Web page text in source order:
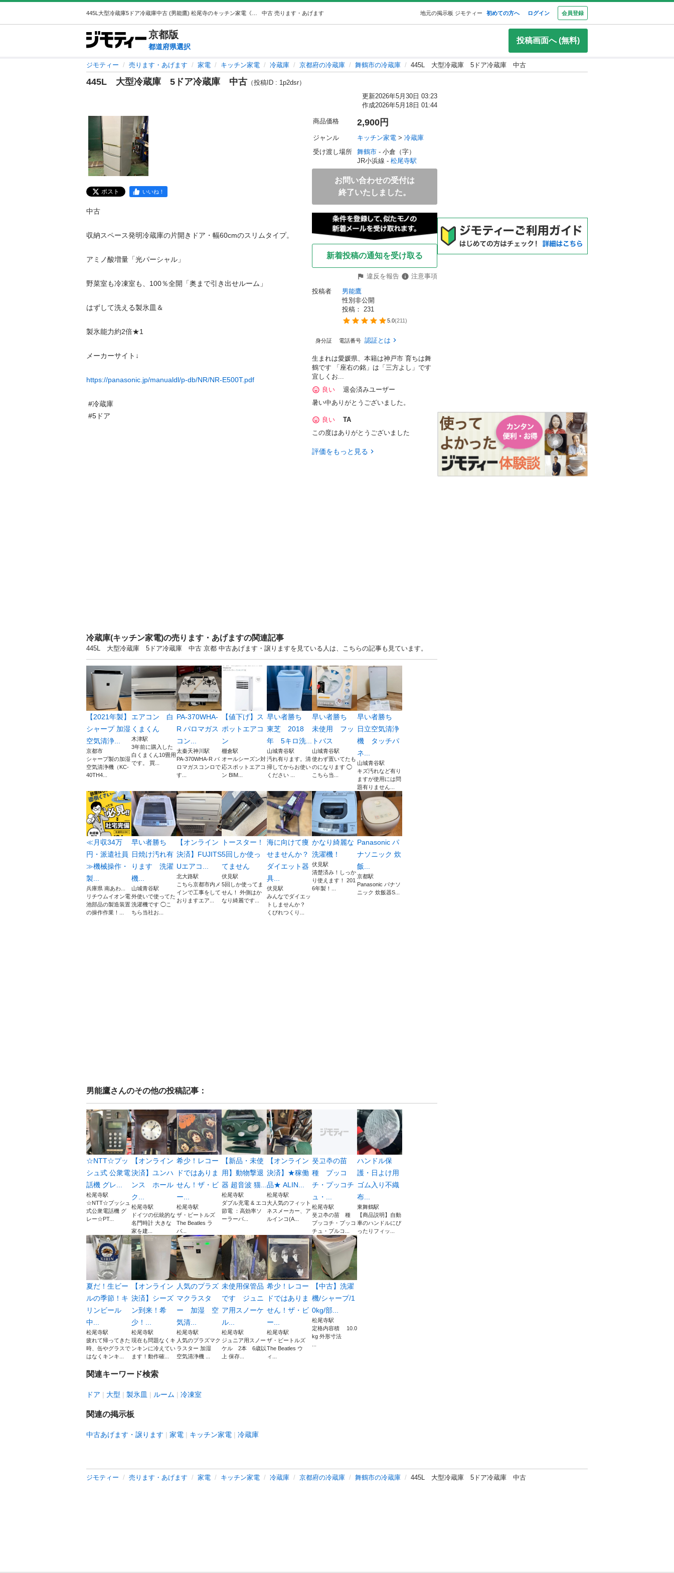
中古 売ります・あげます 地元の掲示板 ジモティー 初めての方へ ログイン 会員登録
京都版
都道府県選択
投稿画面へ (無料)
ジモティー 売ります・あげます 家電 キッチン家電 冷蔵庫 京都府の冷蔵庫 舞鶴市の冷蔵庫 445L 大型冷蔵庫 5ドア冷蔵庫 中古
445L 大型冷蔵庫 5ドア冷蔵庫 中古 （投稿ID : 1p2dsr）
更新2026年5月30日 03:23
作成2026年5月18日 01:44
ポスト いいね！
中古
収納スペース発明冷蔵庫の片開きドア・幅60cmのスリムタイプ。
アミノ酸増量「光パーシャル」
野菜室も冷凍室も、100％全開「奥まで引き出せルーム」
はずして洗える製氷皿＆
製氷能力約2倍★1
メーカーサイト↓
https://panasonic.jp/manualdl/p-db/NR/NR-E500T.pdf
#5ドア
商品価格 2,900円
ジャンル キッチン家電 > 冷蔵庫
受け渡し場所
舞鶴市 - 小倉（字）
JR小浜線 - 松尾寺駅
お問い合わせの受付は
終了いたしました。
新着投稿の通知を受け取る
違反を報告
注意事項
投稿者
男能鷹
性別非公開
投稿： 231
5.0(211 )
身分証 電話番号 認証とは
生まれは愛媛県、本籍は神戸市 育ちは舞
鶴です 「座右の銘」は「三方よし」です
宜しくお...
良い
退会済みユーザー
暑い中ありがとうございました。
良い
TA
この度はありがとうございました
評価をもっと見る
冷蔵庫(キッチン家電)の売ります・あげますの関連記事
445L 大型冷蔵庫 5ドア冷蔵庫 中古 京都 中古あげます・譲りますを見ている人は、こちらの記事も見ています。
【2021年製】
シャープ 加湿
空気清浄...
京都市
シャープ製の加湿
空気清浄機（KC-
40TH4...
エアコン 白
くまくん
木津駅
3年前に購入した
白くまくん10畳用
です。 買...
PA-370WHA-
R パロマガス
コン...
太秦天神川駅
PA-370WHA-R パ
ロマガスコンロで
す...
【値下げ】ス
ポットエアコ
ン
棚倉駅
オールシーズン対
応スポットエアコ
ン BIM...
早い者勝ち
東芝 2018
年 5キロ洗...
山城青谷駅
汚れ有ります。清
掃してからお使い
ください ...
早い者勝ち
未使用 フッ
トバス
山城青谷駅
使わず置いてたも
のになります ◯
こちら当...
早い者勝ち
日立空気清浄
機 タッチパ
ネ...
山城青谷駅
キズ汚れなど有り
ますが使用には問
題有りません...
≪月収34万
円・派遣社員
≫機械操作・
製...
兵庫県 南あわ...
リチウムイオン電
池部品の製造装置
の操作作業！...
早い者勝ち
日焼け汚れ有
ります 洗濯
機...
山城青谷駅
外使いで使ってた
洗濯機です ◯こ
ちら当社お...
【オンライン
決済】FUJITS
Uエアコ...
北大路駅
こちら京都市内メ
インで工事をして
おりますエア...
トースター！
5回しか使っ
てません
伏見駅
5回しか使ってま
せん！ 外側はか
なり綺麗です...
海に向けて痩
せませんか？
ダイエット器
具...
伏見駅
みんなでダイエッ
トしませんか？
くびれつくり...
かなり綺麗な
洗濯機！
伏見駅
清楚済み！しっか
り使えます！ 201
6年製！...
Panasonic パ
ナソニック 炊
飯...
京都駅
Panasonic パナソ
ニック 炊飯器S...
男能鷹さんのその他の投稿記事：
☆NTT☆プッ
シュ式 公衆電
話機 グレ...
松尾寺駅
☆NTT☆プッシュ
式公衆電話機 グ
レー☆PT...
【オンライン
決済】ユンハ
ンス ホール
ク...
松尾寺駅
ドイツの伝統的な
名門時計 大きな
家を建...
希少！レコー
ドではありま
せん！ザ・ビ
ー...
松尾寺駅
ザ・ビートルズ
The Beatles ラ
バ...
【新品・未使
用】動物撃退
器 超音波 猫...
松尾寺駅
ダブル充電 & エコ
節電 ：高効率ソ
ーラーパ...
【オンライン
決済】★稼働
品★ ALIN...
松尾寺駅
大人気のフィット
ネスメーカー、ア
ルインコ(A...
풋고추の苗
種 プッコ
チ・プッコチ
ュ・...
松尾寺駅
풋고추の苗 種
プッコチ・プッコ
チュ・プルコ...
ハンドル保
護・日よけ用
ゴム入り不織
布...
東舞鶴駅
【商品説明】自動
車のハンドルにぴ
ったりフィッ...
夏だ！生ビー
ルの季節！キ
リンビール
中...
松尾寺駅
疲れて帰ってきた
時、缶やグラスで
はなくキンキ...
【オンライン
決済】シーズ
ン到来！希
少！...
松尾寺駅
現在も問題なくキ
ンキンに冷えてい
ます！動作確...
人気のプラズ
マクラスタ
ー 加湿 空
気清...
松尾寺駅
人気のプラズマク
ラスター 加湿
空気清浄機 ...
未使用保管品
です ジュニ
ア用スノーケ
ル...
松尾寺駅
ジュニア用スノー
ケル 2本 6歳以
上 保存...
希少！レコー
ドではありま
せん！ザ・ビ
ー...
松尾寺駅
ザ・ビートルズ
The Beatles ウ
ィ...
【中古】洗濯
機/シャープ/1
0kg/部...
松尾寺駅
定格内容積 10.0
kg 外形寸法
関連キーワード検索
ドア 大型 製氷皿 ルーム 冷凍室
関連の掲示板
中古あげます・譲ります 家電 キッチン家電 冷蔵庫
ジモティー 売ります・あげます 家電 キッチン家電 冷蔵庫 京都府の冷蔵庫 舞鶴市の冷蔵庫 445L 大型冷蔵庫 5ドア冷蔵庫 中古